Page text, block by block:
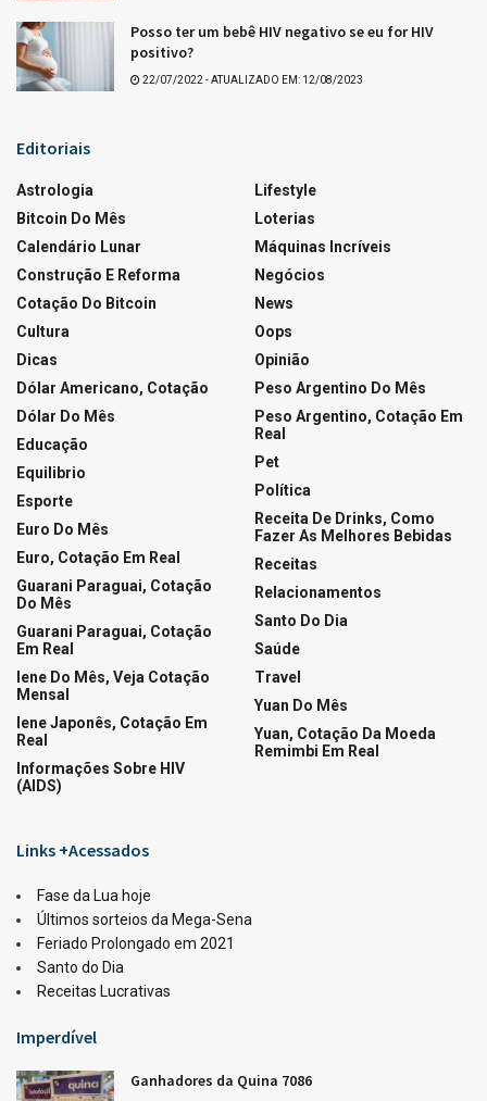
Posso ter um bebê HIV negativo se eu for HIV
positivo?
22/07/2022 - ATUALIZADO EM: 12/08/2023
Editoriais
Astrologia
Bitcoin Do Mês
Calendário Lunar
Construção E Reforma
Cotação Do Bitcoin
Cultura
Dicas
Dólar Americano, Cotação
Dólar Do Mês
Educação
Equilibrio
Esporte
Euro Do Mês
Euro, Cotação Em Real
Guarani Paraguai, Cotação
Do Mês
Guarani Paraguai, Cotação
Em Real
Iene Do Mês, Veja Cotação
Mensal
Iene Japonês, Cotação Em
Real
Informações Sobre HIV
(AIDS)
Lifestyle
Loterias
Máquinas Incríveis
Negócios
News
Oops
Opinião
Peso Argentino Do Mês
Peso Argentino, Cotação Em
Real
Pet
Política
Receita De Drinks, Como
Fazer As Melhores Bebidas
Receitas
Relacionamentos
Santo Do Dia
Saúde
Travel
Yuan Do Mês
Yuan, Cotação Da Moeda
Remimbi Em Real
Links +Acessados
Fase da Lua hoje
Últimos sorteios da Mega-Sena
Feriado Prolongado em 2021
Santo do Dia
Receitas Lucrativas
Imperdível
Ganhadores da Quina 7086